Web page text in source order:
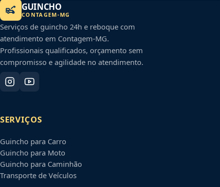
GUINCHO
CONTAGEM-MG
Serviços de guincho 24h e reboque com
atendimento em Contagem-MG.
Profissionais qualificados, orçamento sem
compromisso e agilidade no atendimento.
SERVIÇOS
Guincho para Carro
Guincho para Moto
Guincho para Caminhão
Transporte de Veículos